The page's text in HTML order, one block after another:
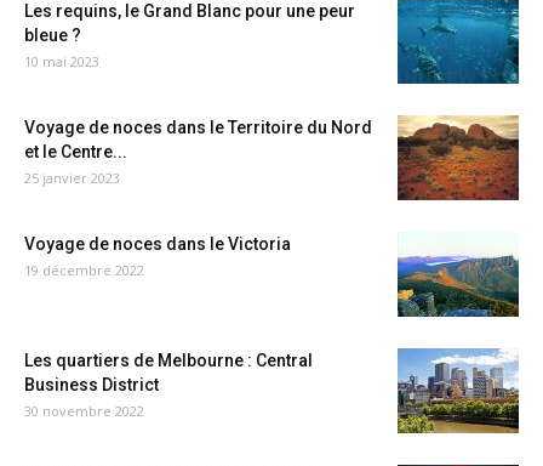
Les requins, le Grand Blanc pour une peur
bleue ?
10 mai 2023
Voyage de noces dans le Territoire du Nord
et le Centre...
25 janvier 2023
Voyage de noces dans le Victoria
19 décembre 2022
Les quartiers de Melbourne : Central
Business District
30 novembre 2022